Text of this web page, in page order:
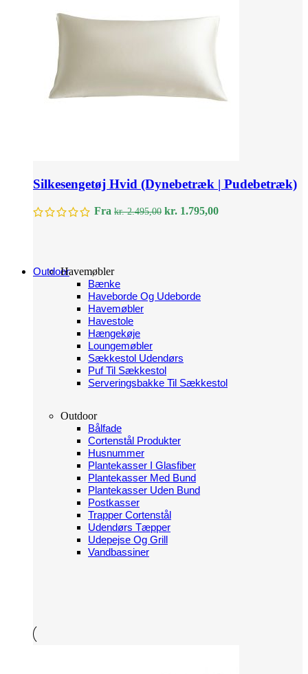
Silkesengetøj Hvid (Dynebetræk | Pudebetræk)
Fra kr.2.495,00 Den
kr. 1.795,00Den
OutdoorHavemøbler
Bænke
Haveborde Og Udeborde
Havemøbler
Havestole
Hængekøje
Loungemøbler
Sækkestol Udendørs
Puf Til Sækkestol
Serveringsbakke Til Sækkestol
Outdoor
Bålfade
Cortenstål Produkter
Husnummer
Plantekasser I Glasfiber
Plantekasser Med Bund
Plantekasser Uden Bund
Postkasser
Trapper Cortenstål
Udendørs Tæpper
Udepejse Og Grill
Vandbassiner